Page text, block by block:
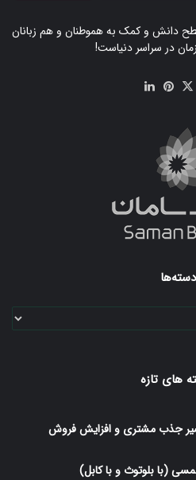
دانش و کمک به هموطنان و هم زبانان
در سراسر دنیاست!
فیسX ‫پین‌ترست
دسته‌ها
های تازه
جذب مشتری و افزایش فروش